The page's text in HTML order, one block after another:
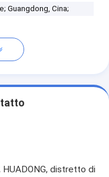
Guangdong, Cina;
HUADONG, distretto di